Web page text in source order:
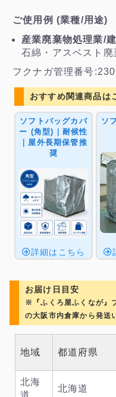
ご使用例 (業種/用途)
産業廃棄物処理業/
石綿・アスベスト
フクナガ管理番号
おすすめ関連商品は
ソフトバッグカバ
ー (角型)｜耐候性
｜屋外長期保管推
奨
詳細はこちら
ソ
お届け日目安
※『ふくろ屋ふくなが』
の大阪市内倉庫から発送
地域 都道府県
北海
道
北海道